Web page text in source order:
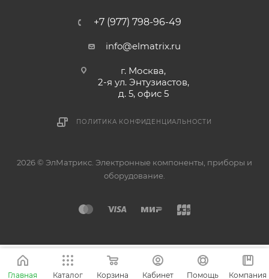
+7 (977) 798-96-49
info@elmatrix.ru
г. Москва,
2-я ул. Энтузиастов,
д. 5, офис 5
ПОЛИТИКА КОНФИДЕНЦИАЛЬНОСТИ
2026 © ЭлМатрикс. Электронные компоненты, приборы и
оборудование.
Главная Каталог Корзина Кабинет Помощь Компания